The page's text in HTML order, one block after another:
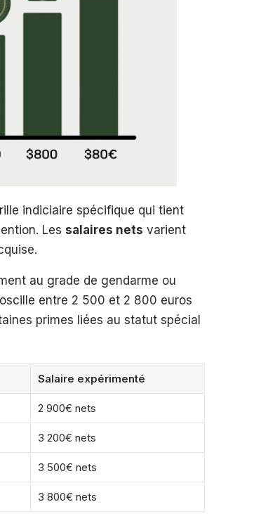
indiciaire spécifique qui tient
Les salaires nets varient
au grade de gendarme ou
entre 2 500 et 2 800 euros
primes liées au statut spécial
Salaire expérimenté
2 900€ nets
3 200€ nets
3 500€ nets
3 800€ nets